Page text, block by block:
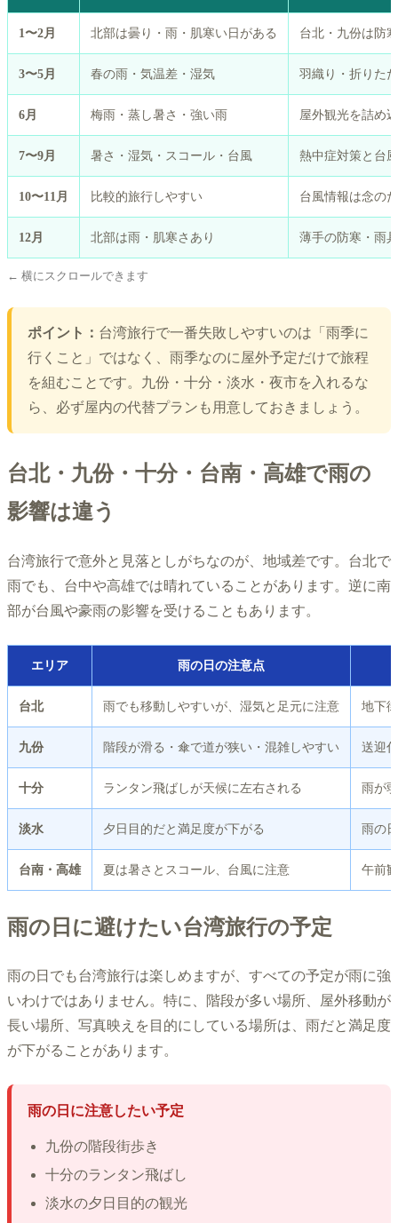
1〜2月 北部は曇り・雨・肌寒い日がある 台北・九份は防
3〜5月 春の雨・気温差・湿気 羽織り・折りた
6月 梅雨・蒸し暑さ・強い雨 屋外観光を詰め
7〜9月 暑さ・湿気・スコール・台風 熱中症対策と台
10〜11月 比較的旅行しやすい 台風情報は念の
12月 北部は雨・肌寒さあり 薄手の防寒・雨
← 横にスクロールできます
ポイント： 台湾旅行で一番失敗しやすいのは「雨季に
行くこと」ではなく、雨季なのに屋外予定だけで旅程
を組むことです。九份・十分・淡水・夜市を入れるな
ら、必ず屋内の代替プランも用意しておきましょう。
台北・九份・十分・台南・高雄で雨の
影響は違う
台湾旅行で意外と見落としがちなのが、地域差です。台北で
雨でも、台中や高雄では晴れていることがあります。逆に南
部が台風や豪雨の影響を受けることもあります。
エリア 雨の日の注意点
台北 雨でも移動しやすいが、湿気と足元に注意 地下
九份 階段が滑る・傘で道が狭い・混雑しやすい 送迎
十分 ランタン飛ばしが天候に左右される 雨が
淡水 夕日目的だと満足度が下がる 雨の
台南・高雄 夏は暑さとスコール、台風に注意 午前
雨の日に避けたい台湾旅行の予定
雨の日でも台湾旅行は楽しめますが、すべての予定が雨に強
いわけではありません。特に、階段が多い場所、屋外移動が
長い場所、写真映えを目的にしている場所は、雨だと満足度
が下がることがあります。
雨の日に注意したい予定
九份の階段街歩き
十分のランタン飛ばし
淡水の夕日目的の観光